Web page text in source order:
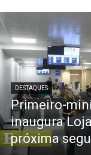
DESTAQUES
Primeiro-
inaugura
próxima